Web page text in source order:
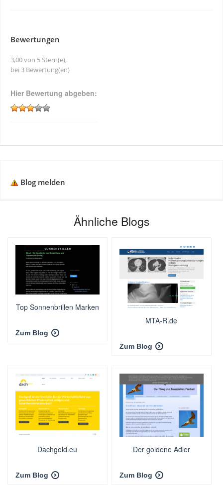
Bewertungen
3,00 von 5 Stern(e),
bei 3 Bewertung(en)
Hier Bewertung abgeben:
Blog melden
Ähnliche Blogs
Top Sonnenbrillen Marken
Zum Blog
MTA-R.de
Zum Blog
Dachgold.eu
Zum Blog
Der goldene Adler
Zum Blog